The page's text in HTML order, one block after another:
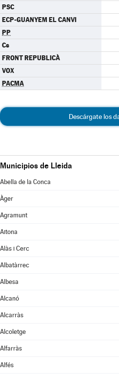
PSC
ECP-GUANYEM EL CANVI
PP
Cs
FRONT REPUBLICÀ
VOX
PACMA
Descárgate los
Municipios de Lleida
Abella de la Conca
Àger
Agramunt
Aitona
Alàs i Cerc
Albatàrrec
Albesa
Alcanó
Alcarràs
Alcoletge
Alfarràs
Alfés